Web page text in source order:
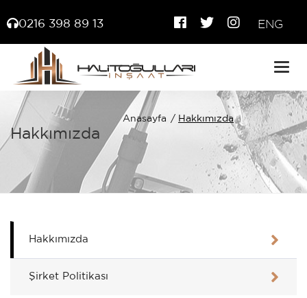
ENG
0216 398 89 13
Hakkımızda
Anasayfa Hakkımızda
Hakkımızda
Şirket Politikası